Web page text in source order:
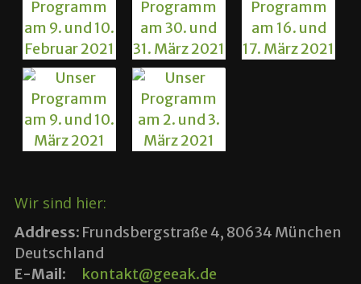
Wir sind hier:
Address:Frundsbergstraße 4, 80634 München
Deutschland
E-Mail:
kontakt@geeak.de